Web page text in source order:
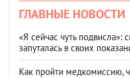
ГЛАВНЫЕ НОВОСТИ
«Я сейчас чуть подвисла»:
запуталась в своих
Как пройти медкомиссию,